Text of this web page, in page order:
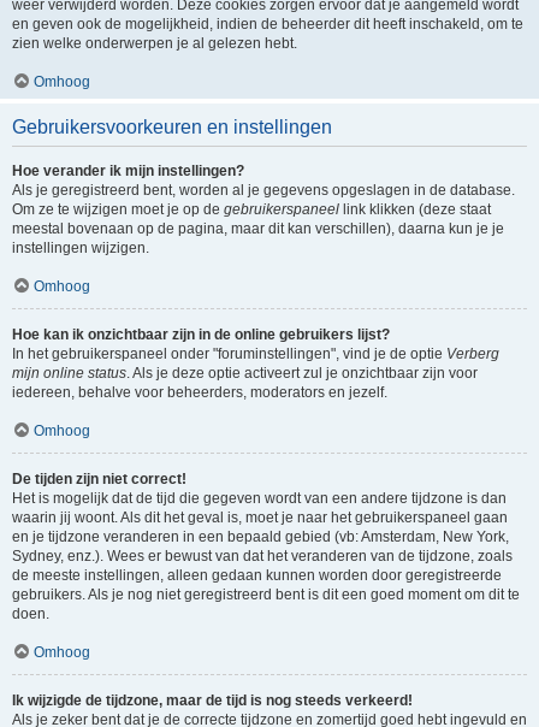
weer verwijderd worden. Deze cookies zorgen ervoor dat je aangemeld wordt
en geven ook de mogelijkheid, indien de beheerder dit heeft inschakeld, om te
zien welke onderwerpen je al gelezen hebt.
Omhoog
Gebruikersvoorkeuren en instellingen
Hoe verander ik mijn instellingen?
Als je geregistreerd bent, worden al je gegevens opgeslagen in de database.
Om ze te wijzigen moet je op de gebruikerspaneel link klikken (deze staat
meestal bovenaan op de pagina, maar dit kan verschillen), daarna kun je je
instellingen wijzigen.
Omhoog
Hoe kan ik onzichtbaar zijn in de online gebruikers lijst?
In het gebruikerspaneel onder "foruminstellingen", vind je de optie Verberg
mijn online status. Als je deze optie activeert zul je onzichtbaar zijn voor
iedereen, behalve voor beheerders, moderators en jezelf.
Omhoog
De tijden zijn niet correct!
Het is mogelijk dat de tijd die gegeven wordt van een andere tijdzone is dan
waarin jij woont. Als dit het geval is, moet je naar het gebruikerspaneel gaan
en je tijdzone veranderen in een bepaald gebied (vb: Amsterdam, New York,
Sydney, enz.). Wees er bewust van dat het veranderen van de tijdzone, zoals
de meeste instellingen, alleen gedaan kunnen worden door geregistreerde
gebruikers. Als je nog niet geregistreerd bent is dit een goed moment om dit te
doen.
Omhoog
Ik wijzigde de tijdzone, maar de tijd is nog steeds verkeerd!
Als je zeker bent dat je de correcte tijdzone en zomertijd goed hebt ingevuld en